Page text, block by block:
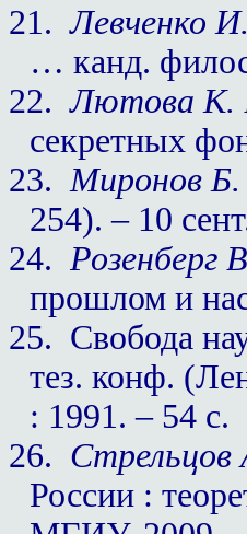
21. Левченко
… канд.
22. Лютова К.
секретных
23. Миронов Б.
254). – 10
24. Розенберг
прошлом и
25. Свобода
тез. конф.
: 1991. – 54 с.
26. Стрельцов
России :